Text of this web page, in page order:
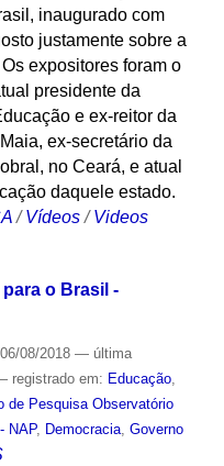
inaugurado com
justamente sobre a
expositores foram o
presidente da
e ex-reitor da
ex-secretário da
no Ceará, e atual
daquele estado.
/Vídeos /Videos
o Brasil -
08/2018 — última
registrado em: Educação,
de Pesquisa Observatório
NAP, Democracia, Governo